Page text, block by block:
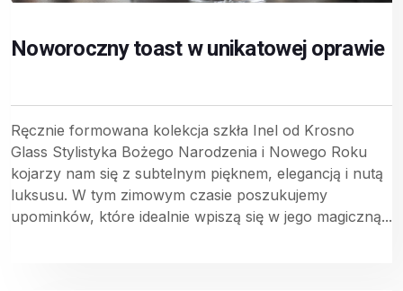
Noworoczny toast w unikatowej oprawie
Ręcznie formowana kolekcja szkła Inel od Krosno
Glass Stylistyka Bożego Narodzenia i Nowego Roku
kojarzy nam się z subtelnym pięknem, elegancją i nutą
luksusu. W tym zimowym czasie poszukujemy
upominków, które idealnie wpiszą się w jego magiczną...